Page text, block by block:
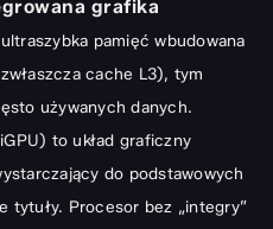
grafika
pamięć wbudowana
cache L3), tym
używanych danych.
to układ graficzny
do podstawowych
tytuły. Procesor bez „integry”